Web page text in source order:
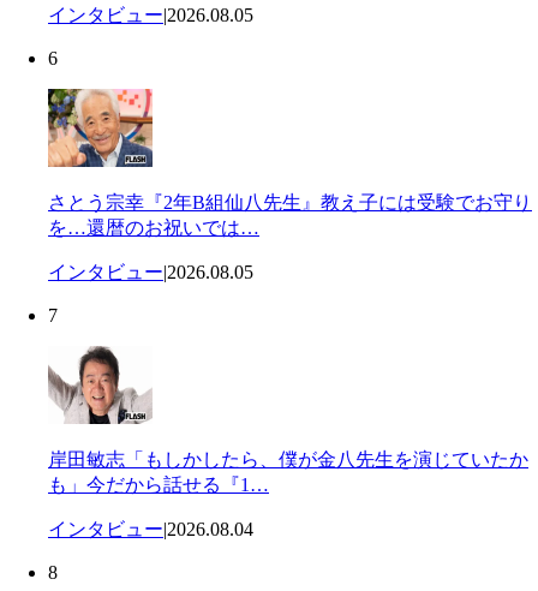
インタビュー|2026.08.05
6
さとう宗幸『2年B組仙八先生』教え子には受験でお守り
を…還暦のお祝いでは…
インタビュー|2026.08.05
7
岸田敏志「もしかしたら、僕が金八先生を演じていたか
も」今だから話せる『1…
インタビュー|2026.08.04
8